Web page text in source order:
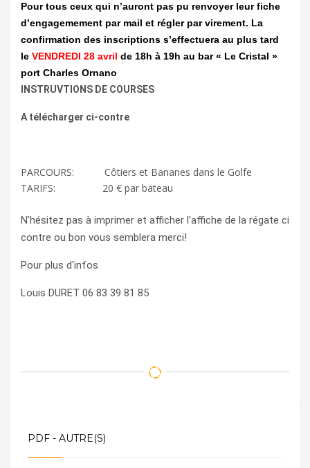
Pour tous ceux qui n’auront pas pu renvoyer leur fiche
d’engagemement par mail et régler par virement. La
confirmation des inscriptions s’effectuera au plus tard
le VENDREDI 28 avril de 18h à 19h au bar « Le Cristal »
port Charles Ornano
INSTRUVTIONS DE COURSES
A télécharger ci-contre
PARCOURS: Côtiers et Bananes dans le Golfe
TARIFS: 20 € par bateau
N'hésitez pas à imprimer et afficher l'affiche de la régate ci
contre ou bon vous semblera merci!
Pour plus d'infos
Louis DURET 06 83 39 81 85
PDF - AUTRE(S)